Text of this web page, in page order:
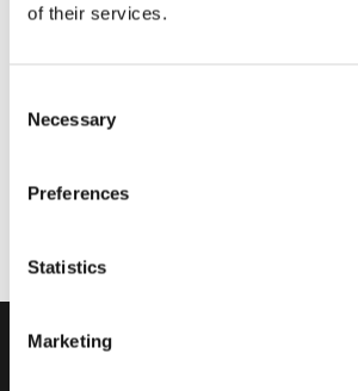
of their services.
Selection
Necessary
Preferences
Statistics
Marketing
OFYR kooktoestellen